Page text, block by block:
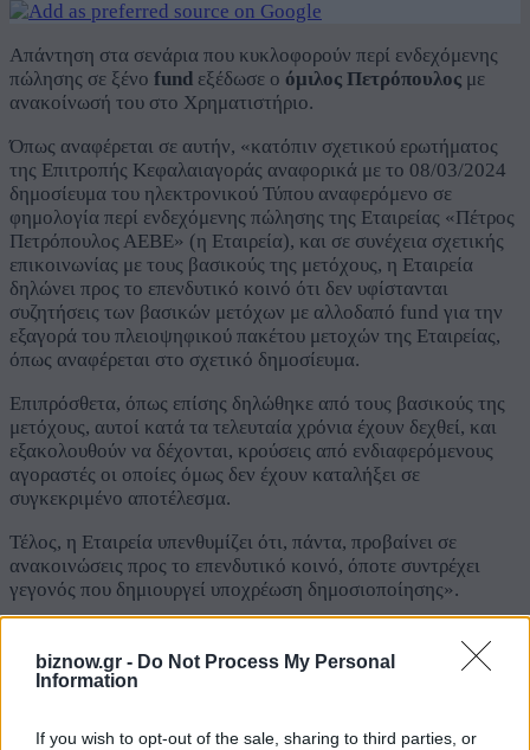
biznow.gr - Do Not Process My Personal
Information
If you wish to opt-out of the sale, sharing to third parties, or
Απάντηση στα σενάρια που κυκλοφορούν περί ενδεχόμενης
πώλησης σε ξένο fund εξέδωσε ο όμιλος Πετρόπουλος με
ανακοίνωσή του στο Χρηματιστήριο.
Όπως αναφέρεται σε αυτήν, «κατόπιν σχετικού ερωτήματος
της Επιτροπής Κεφαλαιαγοράς αναφορικά με το 08/03/2024
δημοσίευμα του ηλεκτρονικού Τύπου αναφερόμενο σε
φημολογία περί ενδεχόμενης πώλησης της Εταιρείας «Πέτρος
Πετρόπουλος ΑΕΒΕ» (η Εταιρεία), και σε συνέχεια σχετικής
επικοινωνίας με τους βασικούς της μετόχους, η Εταιρεία
δηλώνει προς το επενδυτικό κοινό ότι δεν υφίστανται
συζητήσεις των βασικών μετόχων με αλλοδαπό fund για την
εξαγορά του πλειοψηφικού πακέτου μετοχών της Εταιρείας,
όπως αναφέρεται στο σχετικό δημοσίευμα.
Επιπρόσθετα, όπως επίσης δηλώθηκε από τους βασικούς της
μετόχους, αυτοί κατά τα τελευταία χρόνια έχουν δεχθεί, και
εξακολουθούν να δέχονται, κρούσεις από ενδιαφερόμενους
αγοραστές οι οποίες όμως δεν έχουν καταλήξει σε
συγκεκριμένο αποτέλεσμα.
Τέλος, η Εταιρεία υπενθυμίζει ότι, πάντα, προβαίνει σε
ανακοινώσεις προς το επενδυτικό κοινό, όποτε συντρέχει
γεγονός που δημιουργεί υποχρέωση δημοσιοποίησης».
Share. Facebook Twitter LinkedIn Email Reddit Telegram
WhatsApp